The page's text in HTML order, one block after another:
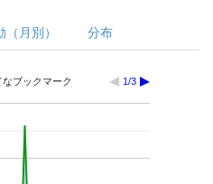
（月別） 分布
なブックマーク 1/3